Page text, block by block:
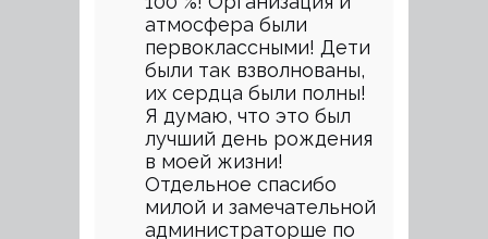
атмосфера были
первоклассными! Дети
были так взволнованы,
их сердца были полны!
Я думаю, что это был
лучший день рождения
в моей жизни!
Отдельное спасибо
милой и замечательной
администраторше по